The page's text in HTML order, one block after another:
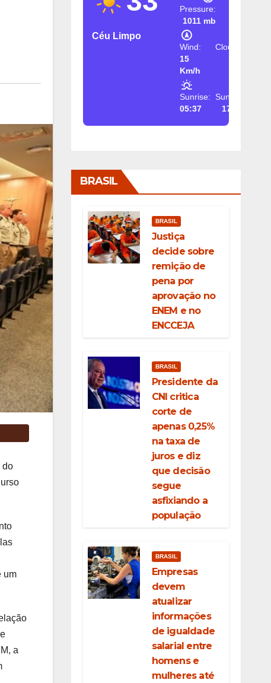
do
um
a
Céu Limpo
Pressure:
1011 mb
Wind:
15
Km/h
Clouds:
Sunrise:
05:37
Sunset:
17:26
BRASIL
BRASIL
Justiça
decide sobre
remição de
pena por
aprovação no
ENEM e no
ENCCEJA
BRASIL
Presidente da
CNI critica
corte de
apenas 0,25%
na taxa de
juros e diz
que decisão
segue
asfixiando a
população
BRASIL
Empresas
devem
atualizar
informações
de igualdade
salarial entre
homens e
mulheres até